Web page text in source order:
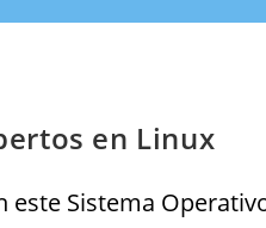
en Linux
este Sistema